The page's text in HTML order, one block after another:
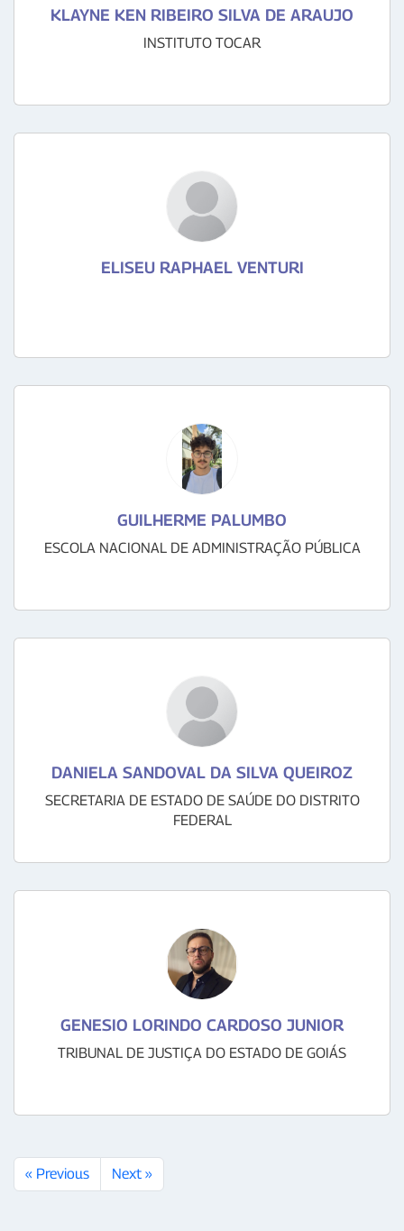
KLAYNE KEN RIBEIRO SILVA DE ARAUJO
INSTITUTO TOCAR
ELISEU RAPHAEL VENTURI
GUILHERME PALUMBO
ESCOLA NACIONAL DE ADMINISTRAÇÃO PÚBLICA
DANIELA SANDOVAL DA SILVA QUEIROZ
SECRETARIA DE ESTADO DE SAÚDE DO DISTRITO
FEDERAL
GENESIO LORINDO CARDOSO JUNIOR
TRIBUNAL DE JUSTIÇA DO ESTADO DE GOIÁS
« Previous Next »